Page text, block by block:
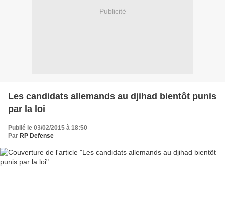
Publicité
Les candidats allemands au djihad bientôt punis
par la loi
Publié le 03/02/2015 à 18:50
Par RP Defense